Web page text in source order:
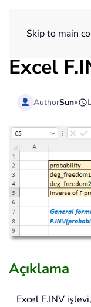
Skip to main
Excel
AuthorSun•
Açıklama
Excel F.INV